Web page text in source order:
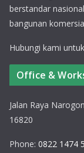
berstandar
bangunan
Hubungi kami
Office &
Jalan Raya
16820
Phone: 0822 1474